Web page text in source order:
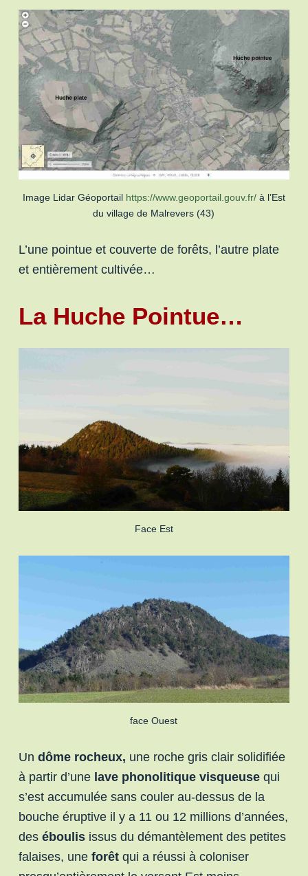
Image Lidar Géoportail https://www.geoportail.gouv.fr/à l’Est
du village de Malrevers (43)
L’une pointue et couverte de forêts, l’autre plate
et entièrement cultivée…
La Huche Pointue…
Face Est
face Ouest
Un dôme rocheux, une roche gris clair solidifiée
à partir d’unelave phonolitique visqueuse qui
s’est accumulée sans couler au-dessus de la
bouche éruptive il y a 11 ou 12 millions d’années,
deséboulisissus du démantèlement des petites
falaises, une forêtqui a réussi à coloniser